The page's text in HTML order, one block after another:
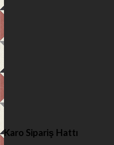
Karo Sipariş Hattı